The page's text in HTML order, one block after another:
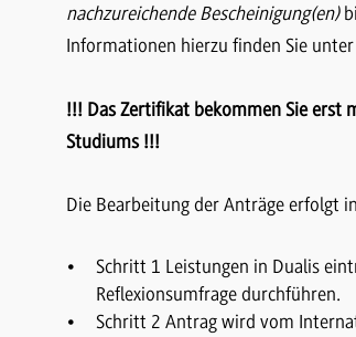
nachzureichende Bescheinigung(en)
Informationen hierzu finden Sie
!!! Das Zertifikat bekommen Sie erst
Studiums !!!
Die Bearbeitung der Anträge erfolgt
Schritt 1 Leistungen in Dualis
Reflexionsumfrage durchführen.
Schritt 2 Antrag wird vom